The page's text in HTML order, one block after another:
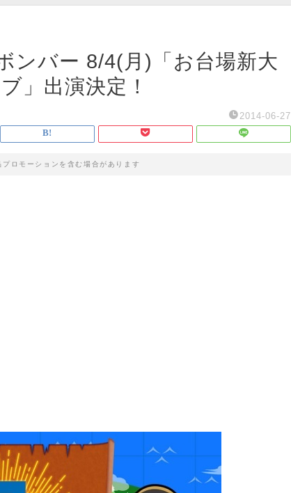
ンバー 8/4(月)「お台場新大
」出演決定！
2014-06-27
プロモーションを含む場合があります